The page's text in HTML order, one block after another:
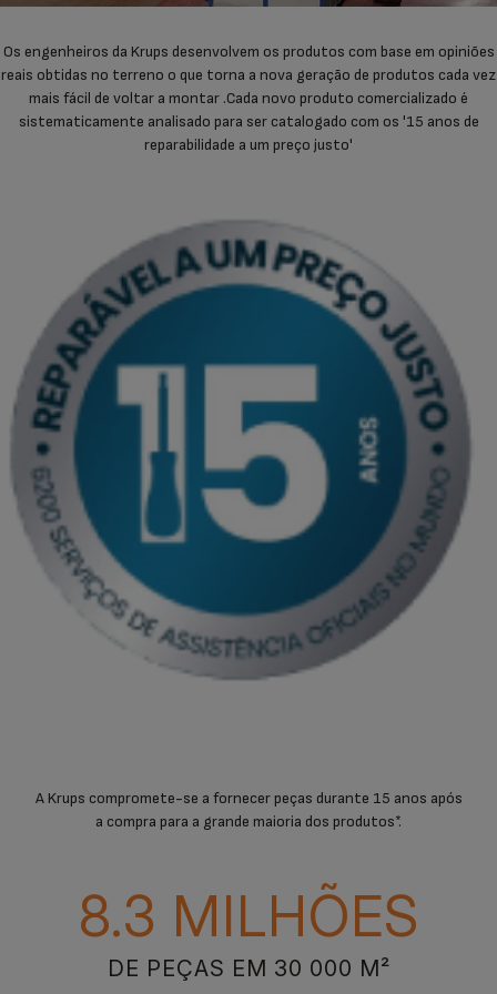
Os engenheiros da Krups desenvolvem os produtos com base em opiniões
reais obtidas no terreno o que torna a nova geração de produtos cada vez
mais fácil de voltar a montar .Cada novo produto comercializado é
sistematicamente analisado para ser catalogado com os '15 anos de
reparabilidade a um preço justo'
A Krups compromete-se a fornecer peças durante 15 anos após
a compra para a grande maioria dos produtos*.
8.3 MILHÕES
DE PEÇAS EM 30 000 M²